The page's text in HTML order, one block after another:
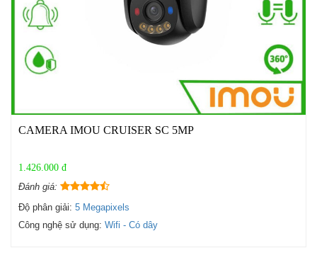
CAMERA IMOU CRUISER SC 5MP
1.426.000 đ
Đánh giá:
Độ phân giải: 5 Megapixels
Công nghệ sử dụng: Wifi - Có dây